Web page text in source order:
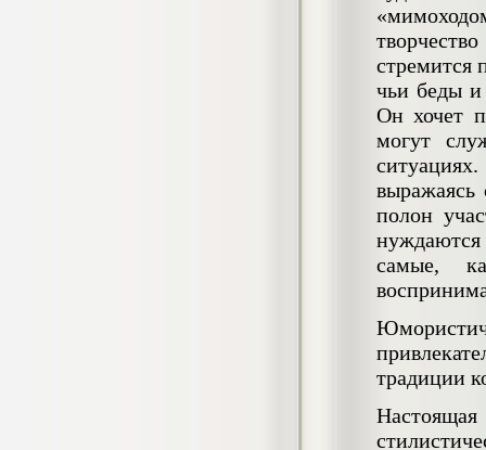
стремится
чьи беды и
Он хочет
могут
выражаясь
полон
самые,
традиции